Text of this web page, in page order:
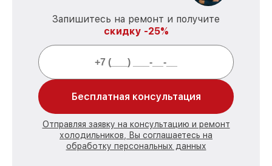
Запишитесь на ремонт и получите
скидку -25%
Бесплатная консультация
Отправляя заявку на консультацию и ремонт
холодильников, Вы соглашаетесь на
обработку персональных данных